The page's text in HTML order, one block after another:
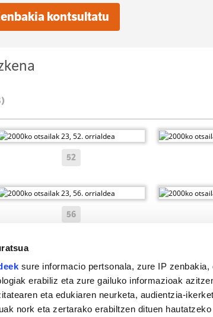
sure informacio pertsonala, zure IP
erabiliz eta zure gailuko informazioak
eta edukiaren neurketa, audientzia-
nork eta zertarako erabiltzen dituen
52
56